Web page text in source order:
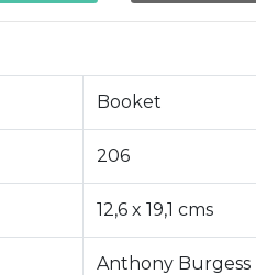
Booket
206
12,6 x 19,1 cms
Anthony Burgess